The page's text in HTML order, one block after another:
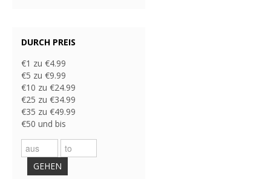
DURCH PREIS
€1 zu €4.99
€5 zu €9.99
€10 zu €24.99
€25 zu €34.99
€35 zu €49.99
€50 und bis
GEHEN